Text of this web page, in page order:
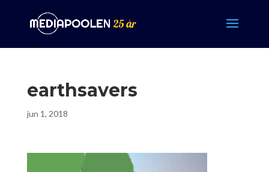
earthsavers
jun 1, 2018